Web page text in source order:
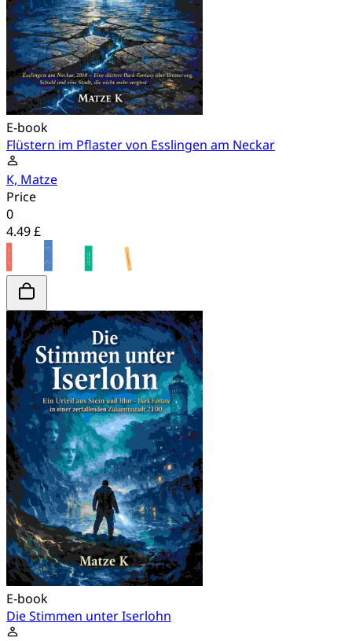
E-book
Flüstern im Pflaster von Esslingen am Neckar
K, Matze
Price
0
4.49 £
E-book
Die Stimmen unter Iserlohn